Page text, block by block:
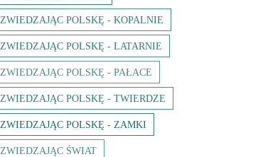
ZWIEDZAJĄC POLSKĘ - KOPALNIE
ZWIEDZAJĄC POLSKĘ - LATARNIE
ZWIEDZAJĄC POLSKĘ - PAŁACE
ZWIEDZAJĄC POLSKĘ - TWIERDZE
ZWIEDZAJĄC POLSKĘ - ZAMKI
ZWIEDZAJĄC ŚWIAT